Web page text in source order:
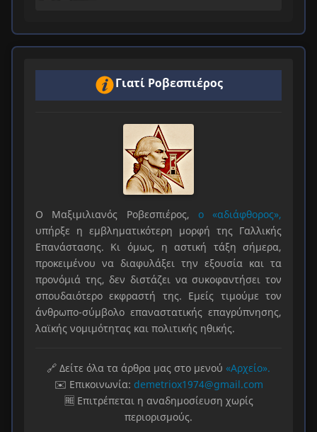
Γιατί Ροβεσπιέρος
Ο Μαξιμιλιανός Ροβεσπιέρος, ο «αδιάφθορος»,
υπήρξε η εμβληματικότερη μορφή της Γαλλικής
Επανάστασης. Κι όμως, η αστική τάξη σήμερα,
προκειμένου να διαφυλάξει την εξουσία και τα
προνόμιά της, δεν διστάζει να συκοφαντήσει τον
σπουδαιότερο εκφραστή της. Εμείς τιμούμε τον
άνθρωπο-σύμβολο επαναστατικής επαγρύπνησης,
λαϊκής νομιμότητας και πολιτικής ηθικής.
🔗 Δείτε όλα τα άρθρα μας στο μενού «Αρχείο».
✉️ Επικοινωνία: demetriox1974@gmail.com
🆓 Επιτρέπεται η αναδημοσίευση χωρίς
περιορισμούς.